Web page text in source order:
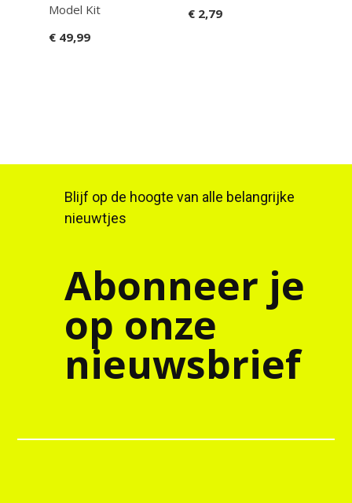
Model Kit
€ 49,99
€ 2,79
Blijf op de hoogte van alle belangrijke
nieuwtjes
Abonneer je
op onze
nieuwsbrief